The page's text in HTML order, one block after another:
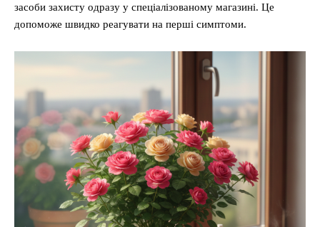
засоби захисту одразу у спеціалізованому магазині. Це
допоможе швидко реагувати на перші симптоми.